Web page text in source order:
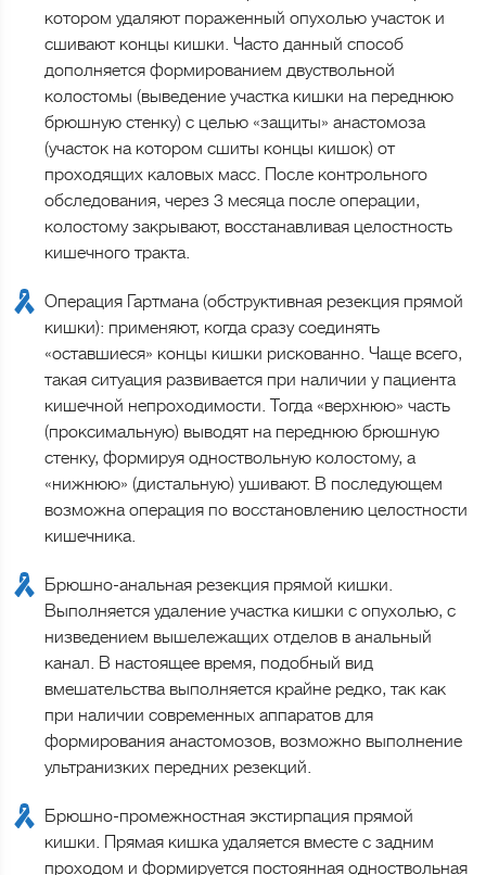
котором удаляют пораженный опухолью участок и
сшивают концы кишки. Часто данный способ
дополняется формированием двуствольной
колостомы (выведение участка кишки на переднюю
брюшную стенку) с целью «защиты» анастомоза
(участок на котором сшиты концы кишок) от
проходящих каловых масс. После контрольного
обследования, через 3 месяца после операции,
колостому закрывают, восстанавливая целостность
кишечного тракта.
Операция Гартмана (обструктивная резекция прямой
кишки): применяют, когда сразу соединять
«оставшиеся» концы кишки рискованно. Чаще всего,
такая ситуация развивается при наличии у пациента
кишечной непроходимости. Тогда «верхнюю» часть
(проксимальную) выводят на переднюю брюшную
стенку, формируя одноствольную колостому, а
«нижнюю» (дистальную) ушивают. В последующем
возможна операция по восстановлению целостности
кишечника.
Брюшно-анальная резекция прямой кишки.
Выполняется удаление участка кишки с опухолью, с
низведением вышележащих отделов в анальный
канал. В настоящее время, подобный вид
вмешательства выполняется крайне редко, так как
при наличии современных аппаратов для
формирования анастомозов, возможно выполнение
ультранизких передних резекций.
Брюшно-промежностная экстирпация прямой
кишки. Прямая кишка удаляется вместе с задним
проходом и формируется постоянная одноствольная